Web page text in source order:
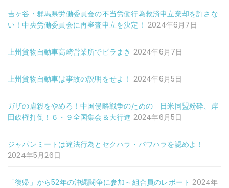
吉ヶ谷・群馬県労働委員会の不当労働行為救済申立棄却を許さな
い！中央労働委員会に再審査申立を決定！ 2024年6月7日
上州貨物自動車高崎営業所でビラまき 2024年6月7日
上州貨物自動車は事故の説明をせよ！ 2024年6月5日
ガザの虐殺をやめろ！中国侵略戦争のための 日米同盟粉砕、岸
田政権打倒！６・９全国集会＆大行進 2024年6月5日
ジャパンミートは違法行為とセクハラ・パワハラを認めよ！
2024年5月26日
「復帰」から52年の沖縄闘争に参加～組合員のレポート 2024年